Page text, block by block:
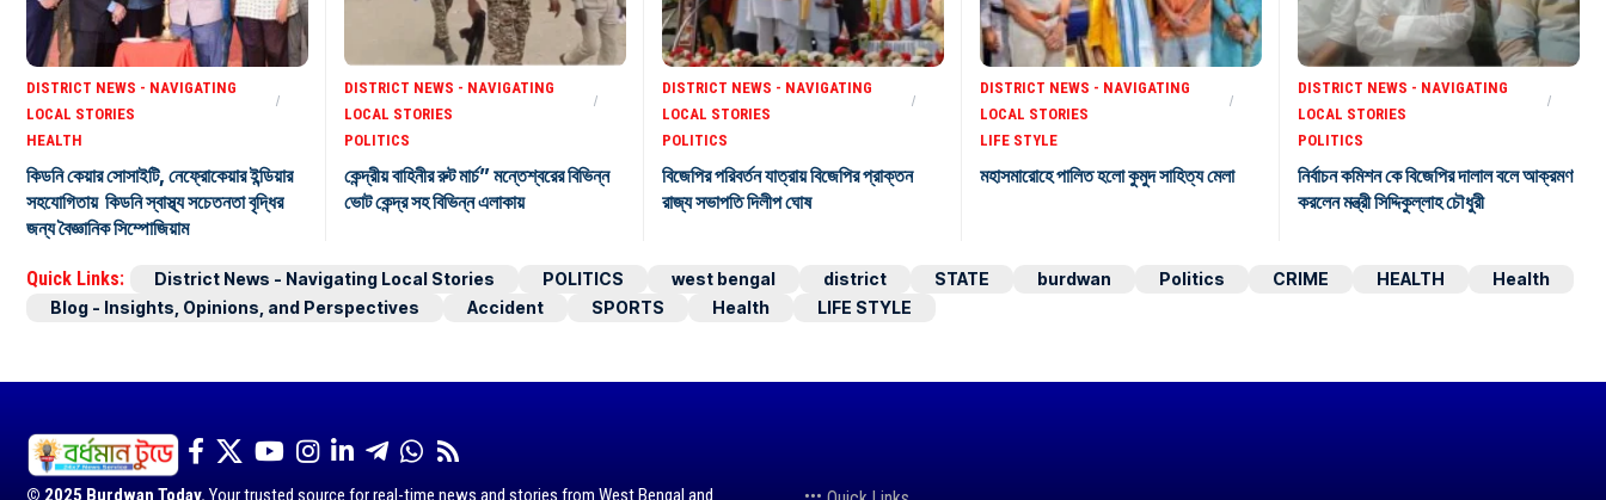
DISTRICT NEWS - NAVIGATING
LOCAL STORIES
HEALTH
কিডনি কেয়ার সোসাইটি, নেফ্রোকেয়ার ইন্ডিয়ার
সহযোগিতায় কিডনি স্বাস্থ্য সচেতনতা বৃদ্ধির
জন্য বৈজ্ঞানিক সিম্পোজিয়াম
DISTRICT NEWS - NAVIGATING
LOCAL STORIES
POLITICS
কেন্দ্রীয় বাহিনীর রুট মার্চ” মন্তেশ্বরের বিভিন্ন
ভোট কেন্দ্র সহ বিভিন্ন এলাকায়
DISTRICT NEWS - NAVIGATING
LOCAL STORIES
POLITICS
বিজেপির পরিবর্তন যাত্রায় বিজেপির প্রাক্তন
রাজ্য সভাপতি দিলীপ ঘোষ
DISTRICT NEWS - NAVIGATING
LOCAL STORIES
LIFE STYLE
মহাসমারোহে পালিত হলো কুমুদ সাহিত্য মেলা
DISTRICT NEWS - NAVIGATING
LOCAL STORIES
POLITICS
নির্বাচন কমিশন কে বিজেপির দালাল বলে আক্রমণ
করলেন মন্ত্রী সিদ্দিকুল্লাহ চৌধুরী
Quick Links: District News - Navigating Local Stories POLITICS west bengal district STATE burdwan Politics CRIME HEALTH
Health
Blog - Insights, Opinions, and Perspectives
Accident SPORTS Health LIFE STYLE
© 2025 Burdwan Today. Your trusted source for real-time news and stories from West Bengal and